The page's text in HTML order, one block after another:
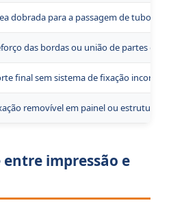
dobrada para a passagem de tubo,
das bordas ou união de partes da
final sem sistema de fixação
removível em painel ou estrutura
impressão e